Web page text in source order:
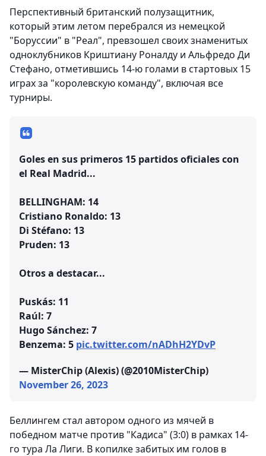
Перспективный британский полузащитник,
который этим летом перебрался из немецкой
"Боруссии" в "Реал", превзошел своих знаменитых
одноклубников Криштиану Роналду и Альфредо Ди
Стефано, отметившись 14-ю голами в стартовых 15
играх за "королевскую команду", включая все
турниры.
Goles en sus primeros 15 partidos oficiales con
el Real Madrid...
BELLINGHAM: 14
Cristiano Ronaldo: 13
Di Stéfano: 13
Pruden: 13
Otros a destacar...
Puskás: 11
Raúl: 7
Hugo Sánchez: 7
Benzema: 5 pic.twitter.com/nADhH2YDvP
— MisterChip (Alexis) (@2010MisterChip)
November 26, 2023
Беллингем стал автором одного из мячей в
победном матче против "Кадиса" (3:0) в рамках 14-
го тура Ла Лиги. В копилке забитых им голов в